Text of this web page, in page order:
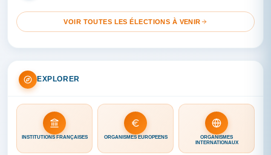
VOIR TOUTES LES ÉLECTIONS À VENIR
EXPLORER
INSTITUTIONS FRANÇAISES ORGANISMES EUROPÉENS
ORGANISMES
INTERNATIONAUX